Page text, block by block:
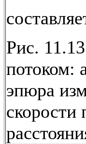
Рис.
потоком:
эпюра
скорости